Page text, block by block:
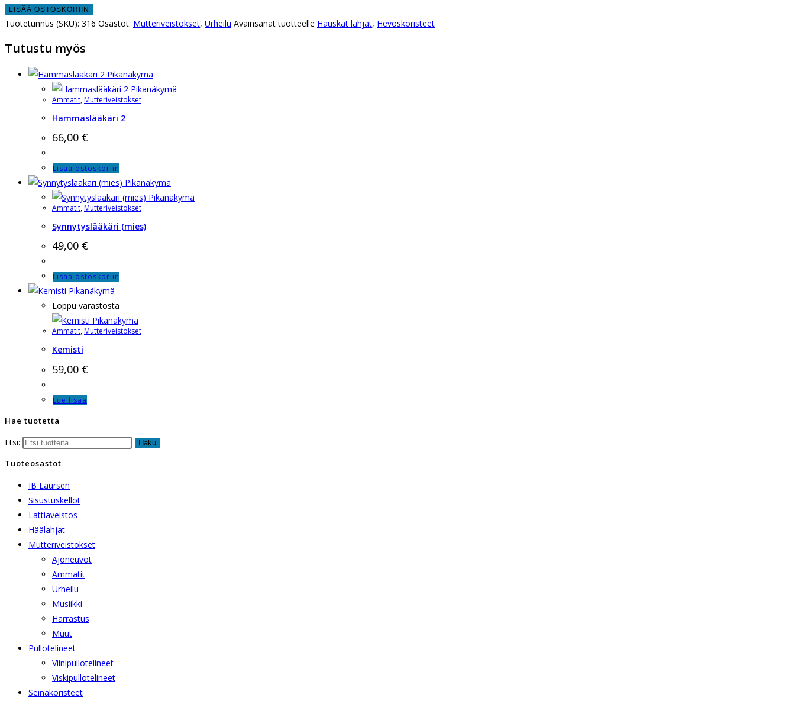
LISÄÄ OSTOSKORIIN
Tuotetunnus (SKU): 316 Osastot: Mutteriveistokset, Urheilu Avainsanat tuotteelle Hauskat lahjat, Hevoskoristeet
Tutustu myös
Pikanäkymä
Pikanäkymä
Ammatit,Mutteriveistokset
Hammaslääkäri 2
66,00 €
Lisää ostoskoriin
Pikanäkymä
Pikanäkymä
Ammatit,Mutteriveistokset
Synnytyslääkäri (mies)
49,00 €
Lisää ostoskoriin
Pikanäkymä
Loppu varastosta
Pikanäkymä
Ammatit,Mutteriveistokset
Kemisti
59,00 €
Lue lisää
Hae tuotetta
Etsi: Haku
Tuoteosastot
IB Laursen
Sisustuskellot
Lattiaveistos
Häälahjat
Mutteriveistokset
Ajoneuvot
Ammatit
Urheilu
Musiikki
Harrastus
Muut
Pullotelineet
Viinipullotelineet
Viskipullotelineet
Seinäkoristeet